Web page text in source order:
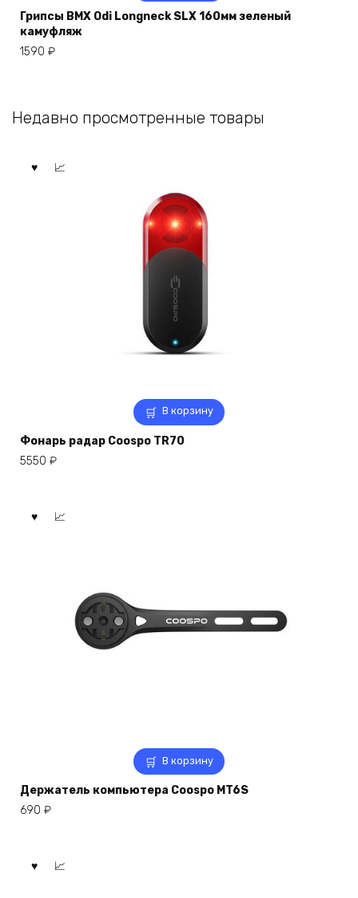
Грипсы BMX Odi Longneck SLX 160мм зеленый
камуфляж
1590 ₽
Недавно просмотренные товары
В корзину
Фонарь радар Coospo TR70
5550 ₽
В корзину
Держатель компьютера Coospo MT6S
690 ₽